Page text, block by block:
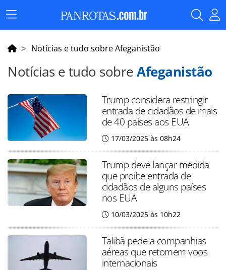
Menu
Principal
Notícias e tudo sobre Afeganistão
Notícias e tudo sobreAfeganistão
Trump considera restringir
entrada de cidadãos de mais
de 40 países aos EUA
17/03/2025 às 08h24
Trump deve lançar medida
que proíbe entrada de
cidadãos de alguns países
nos EUA
10/03/2025 às 10h22
Talibã pede a companhias
aéreas que retomem voos
internacionais